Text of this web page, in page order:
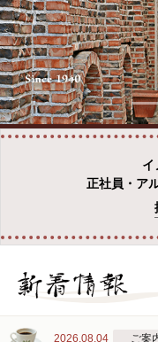
イ
正社員・ア
2026.08.04 ご案